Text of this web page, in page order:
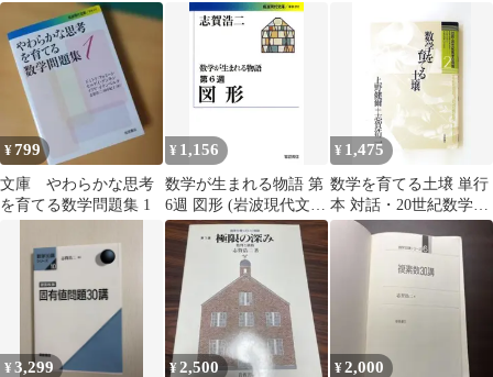
ト 岩波講座基礎数学
¥799
文庫 やわらかな思考
を育てる数学問題集 1
¥ 1,156
数学が生まれる物語 第
6週 図形 (岩波現代文
庫)／志賀 浩二
¥ 1,475
数学を育てる土壌 単行
本 対話・20世紀数学の
飛翔 2 上野 健爾,志賀
浩二 日本評論社
¥3,299 ¥2,500 ¥2,000